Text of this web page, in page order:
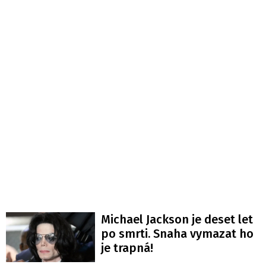
Michael Jackson je deset let
po smrti. Snaha vymazat ho
je trapná!